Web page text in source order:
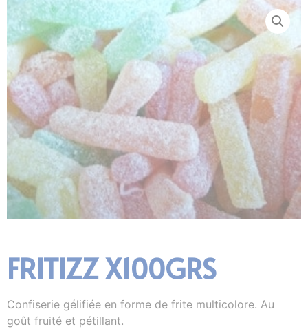
FRITIZZ X100GRS
Confiserie gélifiée en forme de frite multicolore. Au
goût fruité et pétillant.